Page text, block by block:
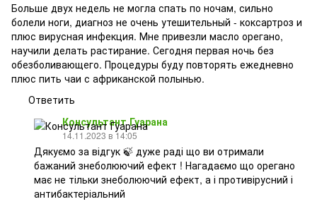
Больше двух недель не могла спать по ночам, сильно
болели ноги, диагноз не очень утешительный - коксартроз и
плюс вирусная инфекция. Мне привезли масло орегано,
научили делать растирание. Сегодня первая ночь без
обезболивающего. Процедуры буду повторять ежедневно
плюс пить чаи с африканской полынью.
Ответить
Консультант Гуарана
14.11.2023 в 14:05
Дякуємо за відгук 🍃️️️️️️ дуже раді що ви отримали
бажаний знеболюючий ефект ! Нагадаємо що орегано
має не тільки знеболюючий ефект, а і противірусний і
антибактеріальний